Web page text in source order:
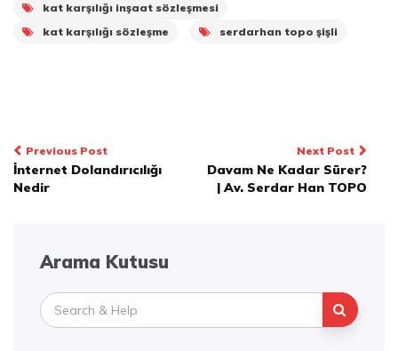
kat karşılığı inşaat sözleşmesi
kat karşılığı sözleşme
serdarhan topo şişli
Yazı
dolaşımı
Previous Post
İnternet Dolandırıcılığı
Nedir
Next Post
Davam Ne Kadar Sürer?
| Av. Serdar Han TOPO
Arama Kutusu
Search
for: